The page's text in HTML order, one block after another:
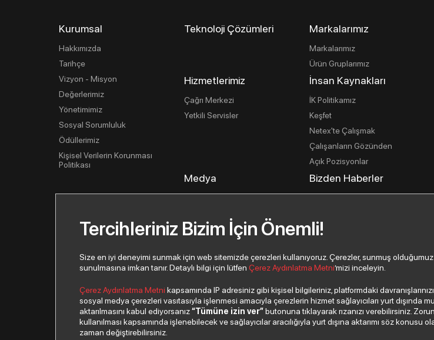
Kurumsal
Hakkımızda
Tarihçe
Vizyon - Misyon
Değerlerimiz
Yönetimimiz
Sosyal Sorumluluk
Ödüllerimiz
Kişisel Verilerin Korunması
Politikası
Teknoloji Çözümleri Markalarımız
Markalarımız
Ürün Gruplarımız
Hizmetlerimiz
Çağrı Merkezi
Yetkili Servisler
İnsan Kaynakları
İK Politikamız
Keşfet
Netex'te Çalışmak
Çalışanların Gözünden
Açık Pozisyonlar
Medya
Basın Bültenleri
Bizden Haberler
İletişim Formu
© 2026 Copyright Netex A.Ş. Tüm hakları saklıdır.
Tercihleriniz Bizim İçin Önemli!
Size en iyi deneyimi sunmak için web sitemizde çerezleri kullanıyoruz. Çerezler, sunmuş
sunulmasına imkan tanır. Detaylı bilgi için lütfenÇerez Aydınlatma Metni’mizi inceleyin.
Çerez Aydınlatma Metni kapsamında IP adresiniz gibi kişisel bilgileriniz, platformdaki
sosyal medya çerezleri vasıtasıyla işlenmesi amacıyla çerezlerin hizmet sağlayıcıları yurt dışında
aktarılmasını kabul ediyorsanız“Tümüne izin ver”butonuna tıklayarak rızanızı verebilirsiniz.
kullanılması kapsamında işlenebilecek ve sağlayıcılar aracılığıyla yurt dışına aktarımı söz
zaman değiştirebilirsiniz.